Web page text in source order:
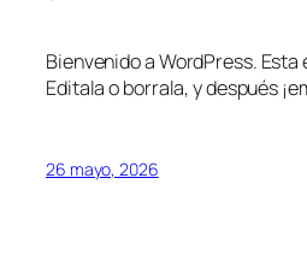
Bienvenido a WordPress.
Editala o borrala, y después
26 mayo, 2026